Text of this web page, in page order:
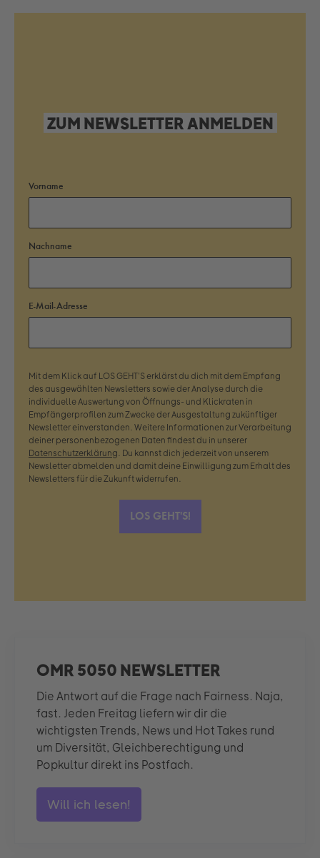
ZUM NEWSLETTER ANMELDEN
Vorname
Nachname
E-Mail-Adresse
Mit dem Klick auf LOS GEHT'S erklärst du dich mit dem Empfang
des ausgewählten Newsletters sowie der Analyse durch die
individuelle Auswertung von Öffnungs- und Klickraten in
Empfängerprofilen zum Zwecke der Ausgestaltung zukünftiger
Newsletter einverstanden. Weitere Informationen zur Verarbeitung
deiner personenbezogenen Daten findest du in unserer
Datenschutzerklärung. Du kannst dich jederzeit von unserem
Newsletter abmelden und damit deine Einwilligung zum Erhalt des
Newsletters für die Zukunft widerrufen.
OMR 5050 NEWSLETTER
Die Antwort auf die Frage nach Fairness. Naja,
fast. Jeden Freitag liefern wir dir die
wichtigsten Trends, News und Hot Takes rund
um Diversität, Gleichberechtigung und
Popkultur direkt ins Postfach.
Will ich lesen!